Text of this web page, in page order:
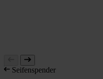
Seifenspender